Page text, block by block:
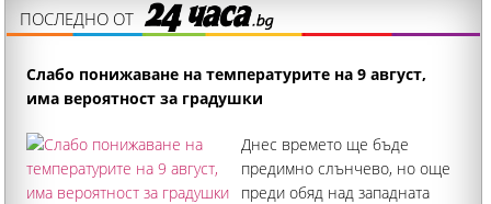
ПОСЛЕДНО ОТ
Слабо понижаване на температурите на 9 август,
има вероятност за градушки
Днес времето ще бъде
предимно слънчево, но още
преди обяд над западната